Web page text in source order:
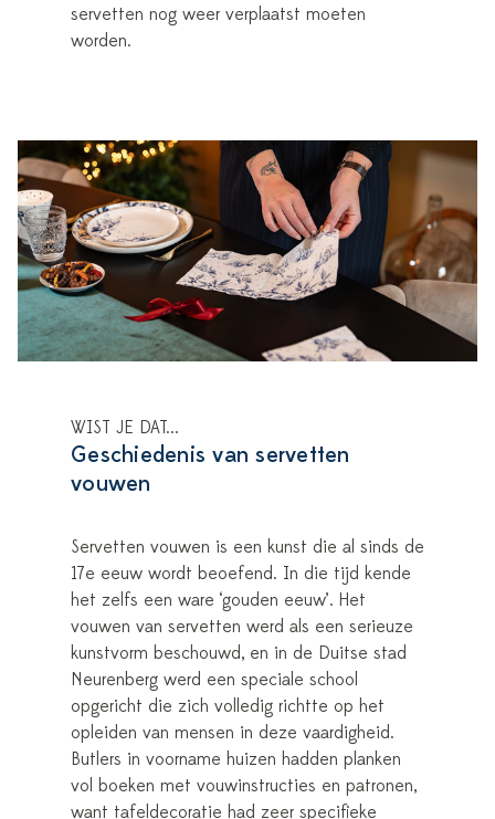
servetten nog weer verplaatst moeten
worden.
WIST JE DAT...
Geschiedenis van servetten
vouwen
Servetten vouwen is een kunst die al sinds de
17e eeuw wordt beoefend. In die tijd kende
het zelfs een ware ‘gouden eeuw’. Het
vouwen van servetten werd als een serieuze
kunstvorm beschouwd, en in de Duitse stad
Neurenberg werd een speciale school
opgericht die zich volledig richtte op het
opleiden van mensen in deze vaardigheid.
Butlers in voorname huizen hadden planken
vol boeken met vouwinstructies en patronen,
want tafeldecoratie had zeer specifieke